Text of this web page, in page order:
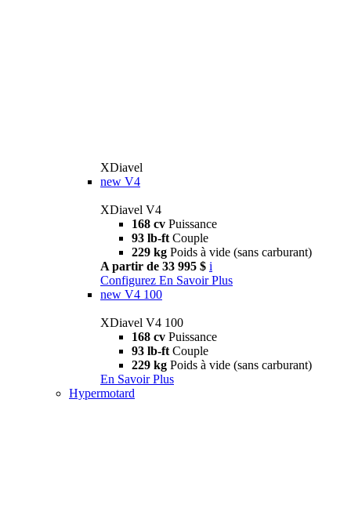
XDiavel
new V4
XDiavel V4
168 cv Puissance
93 lb-ft Couple
229 kg Poids à vide (sans carburant)
A partir de 33 995 $ i
Configurez En Savoir Plus
new V4 100
XDiavel V4 100
168 cv Puissance
93 lb-ft Couple
229 kg Poids à vide (sans carburant)
En Savoir Plus
Hypermotard